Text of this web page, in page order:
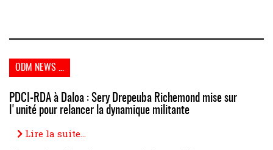
ODM NEWS ...
PDCI-RDA à Daloa : Sery Drepeuba Richemond mise sur
l'unité pour relancer la dynamique militante
Lire la suite...